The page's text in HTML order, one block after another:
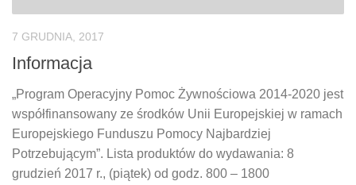
7 GRUDNIA, 2017
Informacja
„Program Operacyjny Pomoc Żywnościowa 2014-2020 jest
współfinansowany ze środków Unii Europejskiej w ramach
Europejskiego Funduszu Pomocy Najbardziej
Potrzebującym”. Lista produktów do wydawania: 8
grudzień 2017 r., (piątek) od godz. 800 – 1800